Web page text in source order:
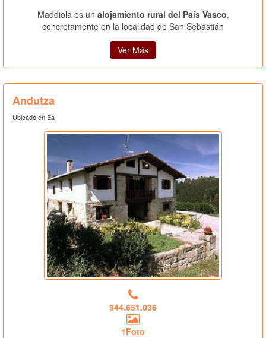
Maddiola es un alojamiento rural del País Vasco,
concretamente en la localidad de San Sebastián
Ver Más
Andutza
Ubicado en Ea
944.651.036
1Foto